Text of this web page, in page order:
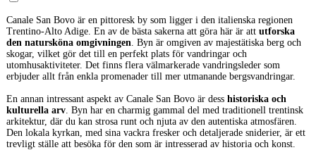
Canale San Bovo är en pittoresk by som ligger i den italienska regionen
Trentino-Alto Adige. En av de bästa sakerna att göra här är att utforska
den natursköna omgivningen. Byn är omgiven av majestätiska berg och
skogar, vilket gör det till en perfekt plats för vandringar och
utomhusaktiviteter. Det finns flera välmarkerade vandringsleder som
erbjuder allt från enkla promenader till mer utmanande bergsvandringar.
En annan intressant aspekt av Canale San Bovo är dess historiska och
kulturella arv. Byn har en charmig gammal del med traditionell trentinsk
arkitektur, där du kan strosa runt och njuta av den autentiska atmosfären.
Den lokala kyrkan, med sina vackra fresker och detaljerade sniderier, är ett
trevligt ställe att besöka för den som är intresserad av historia och konst.